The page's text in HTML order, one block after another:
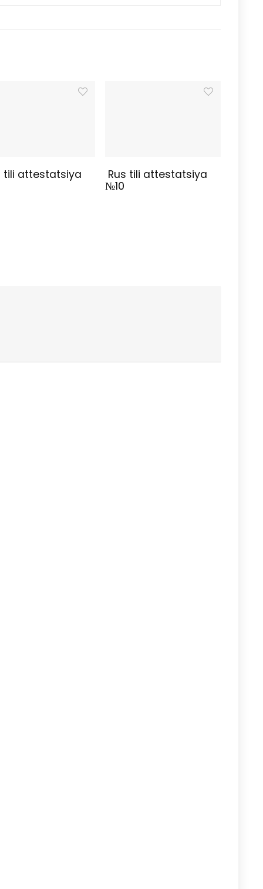
tili attestatsiya
Rus tili attestatsiya
№10